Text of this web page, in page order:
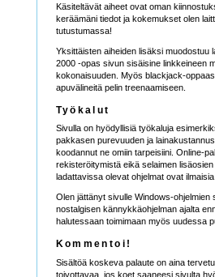
Käsiteltävät aiheet ovat oman
keräämäni tiedot ja kokemukset olen
tutustumassa!
Yksittäisten aiheiden lisäksi muodostuu
2000 -opas sivun sisäisine linkkeineen
kokonaisuuden. Myös blackjack-
apuvälineitä pelin treenaamiseen.
Työkalut
Sivulla on hyödyllisiä työkaluja
pakkasen purevuuden ja
koodannut ne omiin tarpeisiini. Online-
rekisteröitymistä eikä selaimen
ladattavissa olevat ohjelmat ovat
Olen jättänyt sivulle Windows-ohjelmien
nostalgisen kännykkäohjelman ajalta
halutessaan toimimaan myös uudessa
Kommentoi!
Sisältöä koskeva palaute on aina
toivottavaa, jos koet saaneesi sivulta